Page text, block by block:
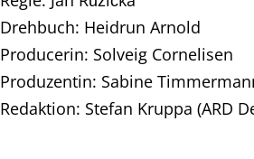
Drehbuch: Heidrun Arnold
Producerin: Solveig Cornelisen
Produzentin: Sabine
Redaktion: Stefan Kruppa (ARD